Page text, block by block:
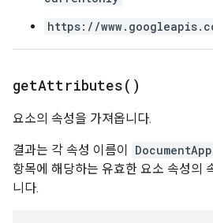
https://
getAttributes( )
요소의 속성을 가져옵니다.
결과는 각 속성 이름이
항목에 해당하는 유효한 요소 속성의
니다.